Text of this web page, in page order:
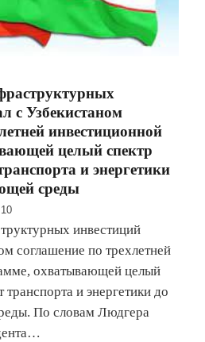
с Узбекистаном
инвестиционной
целый спектр
и энергетики
среды
инвестиций
соглашение по трехлетней
охватывающей целый
транспорта и энергетики до
По словам Людгера